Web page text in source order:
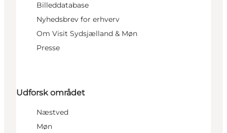
Billeddatabase
Nyhedsbrev for erhverv
Om Visit Sydsjælland & Møn
Presse
Udforsk området
Næstved
Møn